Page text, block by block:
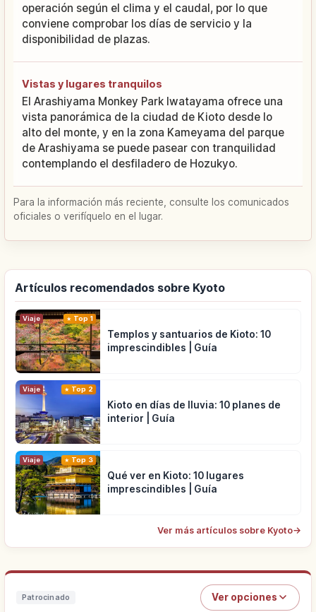
operación según el clima y el caudal, por lo que
conviene comprobar los días de servicio y la
disponibilidad de plazas.
Vistas y lugares tranquilos
El Arashiyama Monkey Park Iwatayama ofrece una
vista panorámica de la ciudad de Kioto desde lo
alto del monte, y en la zona Kameyama del parque
de Arashiyama se puede pasear con tranquilidad
contemplando el desfiladero de Hozukyo.
Para la información más reciente, consulte los comunicados
oficiales o verifíquelo en el lugar.
Artículos recomendados sobre Kyoto
Viaje Top 1
Templos y santuarios de Kioto: 10
imprescindibles | Guía
Viaje Top 2
Kioto en días de lluvia: 10 planes de
interior | Guía
Viaje Top 3
Qué ver en Kioto: 10 lugares
imprescindibles | Guía
Ver más artículos sobre Kyoto→
Patrocinado Ver opciones